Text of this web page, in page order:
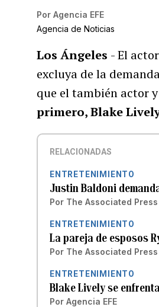
Por Agencia EFE
Agencia de Noticias
Los Ángeles - El
excluya de la
que el también actor
primero, Blake
RELACIONADAS
ENTRETENIMIENTO
Justin Baldoni
Por The Associated Press
ENTRETENIMIENTO
La pareja de esposos
Por The Associated Press
ENTRETENIMIENTO
Blake Lively se
Por Agencia EFE